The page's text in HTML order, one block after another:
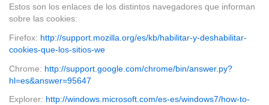
Estos son los enlaces de los distintos navegadores que informan
sobre las cookies:
Firefox: http://support.mozilla.org/es/kb/habilitar-y-deshabilitar-
cookies-que-los-sitios-we
Chrome: http://support.google.com/chrome/bin/answer.py?
hl=es&answer=95647
Explorer: http://windows.microsoft.com/es-es/windows7/how-to-